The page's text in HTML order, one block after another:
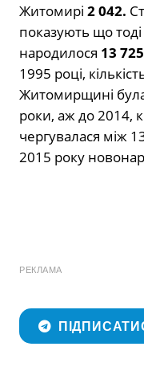
Житомирі 2 042.
показують що
народилося 13
1995 році,
Житомирщині
роки, аж до 2014,
чергувалася між
2015 року
РЕКЛАМА